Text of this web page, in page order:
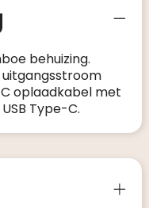
behuizing.
oplaadkabel met
Type-C.